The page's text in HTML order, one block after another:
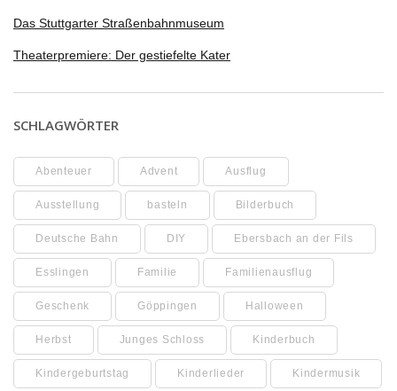
Das Stuttgarter Straßenbahnmuseum
Theaterpremiere: Der gestiefelte Kater
SCHLAGWÖRTER
Abenteuer Advent Ausflug
Ausstellung basteln Bilderbuch
Deutsche Bahn DIY Ebersbach an der Fils
Esslingen Familie Familienausflug
Geschenk Göppingen Halloween
Herbst Junges Schloss Kinderbuch
Kindergeburtstag Kinderlieder Kindermusik